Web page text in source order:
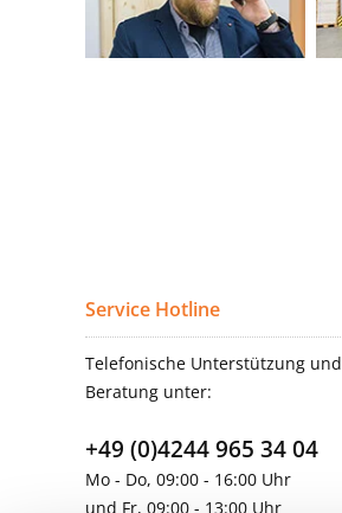
Service Hotline
Telefonische Unterstützung und
Beratung unter:
+49 (0)4244 965 34 04
Mo - Do, 09:00 - 16:00 Uhr
und Fr, 09:00 - 13:00 Uhr